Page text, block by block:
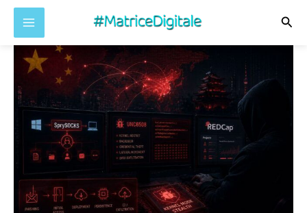
contenuto